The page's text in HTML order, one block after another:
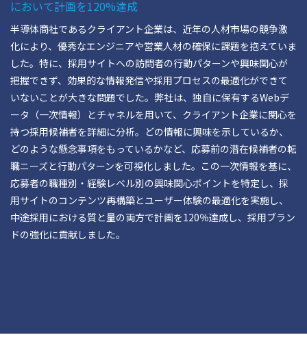
において計画を120%達成
半導体商社であるクライアント企業は、近年の人材市場の競争激
化により、優秀なエンジニアや営業人材の確保に課題を抱えていま
した。特に、採用サイトへの訪問者の行動パターンや興味関心が
把握できず、効果的な情報発信や採用プロセスの最適化ができて
いないことが大きな問題でした。弊社は、独自に保有するWebデ
ータ（一次情報）とチャネルを用いて、クライアント企業に関心を
持つ採用候補者を詳細に分析。どの情報に興味を示しているか、
どのような懸念事項をもっているかなど、応募前の潜在候補者の転
職ニーズと行動パターンを可視化しました。この一次情報を基に、
応募者の職種別・経験レベル別の興味関心ポイントを特定し、採
用サイトのコンテンツ再構築とユーザー体験の最適化を実施し、
中途採用における質と量の両方で計画を120％達成し、採用ブラン
ドの強化に貢献しました。